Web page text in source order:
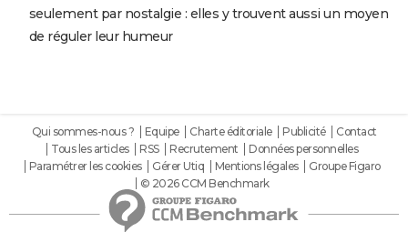
seulement par nostalgie : elles y trouvent aussi un moyen
de réguler leur humeur
Qui sommes-nous ? Equipe Charte éditoriale Publicité
Contact
Tous les articles
RSS Recrutement
Données personnelles
Paramétrer les cookies
Gérer Utiq Mentions légales
Groupe Figaro
© 2026 CCM Benchmark